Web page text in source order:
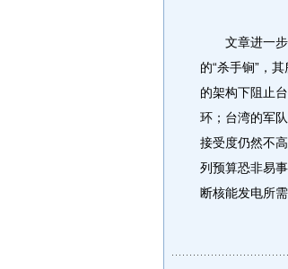
文章进一步
的“杀手锏”，
的架构下阻止
环；台湾的军
接受度仍然不
列预算恐非易
断核能发电所